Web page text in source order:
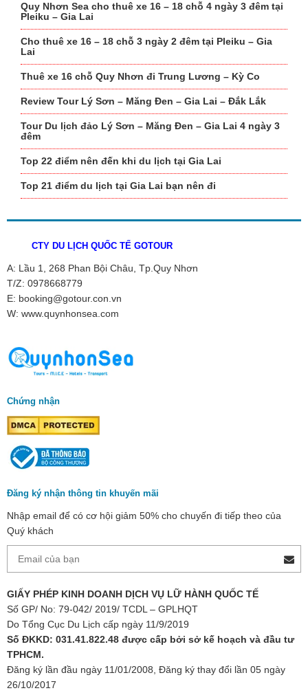
Quy Nhơn Sea cho thuê xe 16 – 18 chỗ 4 ngày 3 đêm tại
Pleiku – Gia Lai
Cho thuê xe 16 – 18 chỗ 3 ngày 2 đêm tại Pleiku – Gia
Lai
Thuê xe 16 chỗ Quy Nhơn đi Trung Lương – Kỳ Co
Review Tour Lý Sơn – Măng Đen – Gia Lai – Đắk Lắk
Tour Du lịch đảo Lý Sơn – Măng Đen – Gia Lai 4 ngày 3
đêm
Top 22 điểm nên đến khi du lịch tại Gia Lai
Top 21 điểm du lịch tại Gia Lai bạn nên đi
CTY DU LỊCH QUỐC TẾ GOTOUR
A: Lầu 1, 268 Phan Bội Châu, Tp.Quy Nhơn
T/Z: 0978668779
E: booking@gotour.con.vn
W: www.quynhonsea.com
Chứng nhận
Đăng ký nhận thông tin khuyến mãi
Nhập email để có cơ hội giảm 50% cho chuyến đi tiếp theo của
Quý khách
GIẤY PHÉP KINH DOANH DỊCH VỤ LỮ HÀNH QUỐC TẾ
Số GP/ No: 79-042/ 2019/ TCDL – GPLHQT
Do Tổng Cục Du Lịch cấp ngày 11/9/2019
Số ĐKKD: 031.41.822.48 được cấp bởi sở kế hoạch và đầu tư
TPHCM.
Đăng ký lần đầu ngày 11/01/2008, Đăng ký thay đổi lần 05 ngày
26/10/2017